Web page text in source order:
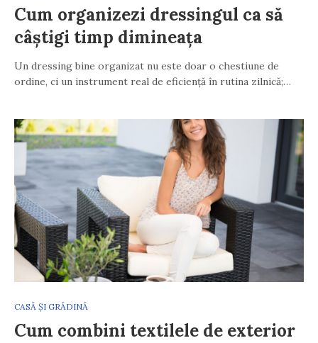
Cum organizezi dressingul ca să
câștigi timp dimineața
Un dressing bine organizat nu este doar o chestiune de
ordine, ci un instrument real de eficiență în rutina zilnică;…
CASĂ ȘI GRĂDINĂ
Cum combini textilele de exterior